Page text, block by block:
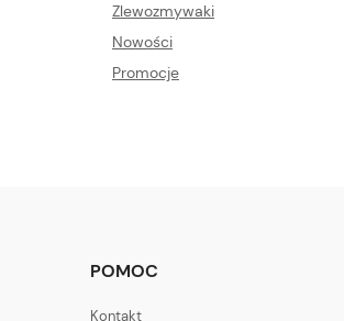
Zlewozmywaki
Nowości
Promocje
POMOC
Kontakt